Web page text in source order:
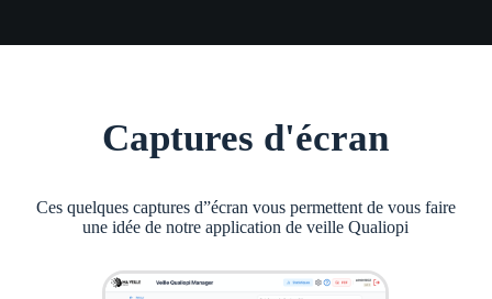
Captures d'écran
Ces quelques captures d”écran vous permettent de vous faire
une idée de notre application de veille Qualiopi